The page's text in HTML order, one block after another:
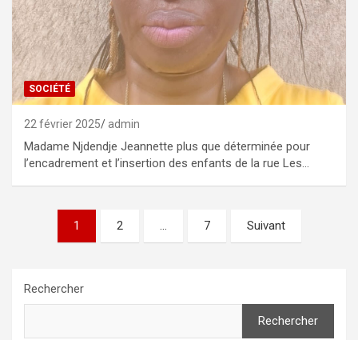
SOCIÉTÉ
22 février 2025 admin
Madame Njdendje Jeannette plus que déterminée pour
l’encadrement et l’insertion des enfants de la rue Les…
Pagination
1 2 … 7 Suivant
Rechercher
Rechercher